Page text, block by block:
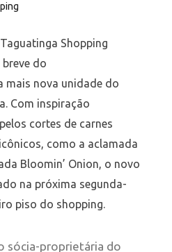
Shopping
do
mais nova unidade do
Com inspiração
cortes de carnes
como a aclamada
Bloomin’ Onion, o novo
na próxima segunda-
piso do shopping.
sócia-proprietária do